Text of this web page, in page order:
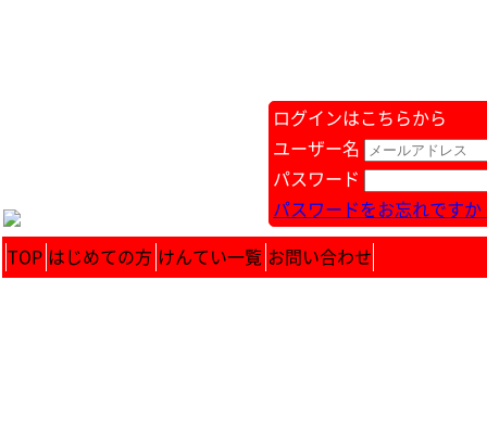
ログインはこちらから
ユーザー名
パスワード
パスワードをお忘れですか
TOP はじめての方 けんてい一覧 お問い合わせ